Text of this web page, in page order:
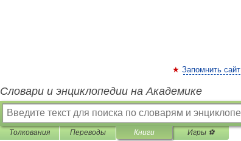
Запомнить сайт
Словари и энциклопедии на Академике
Толкования Переводы Книги Игры ⚽